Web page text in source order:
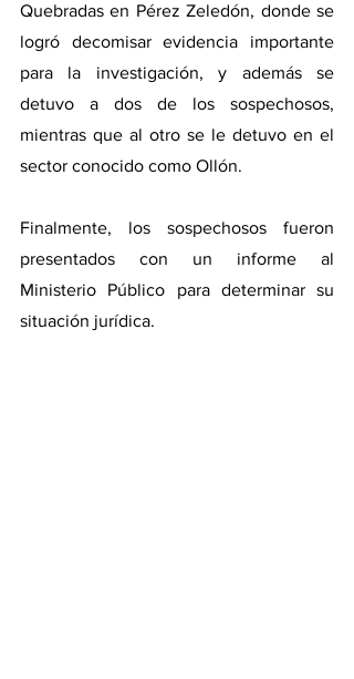
Quebradas en Pérez Zeledón, donde se
logró decomisar evidencia importante
para la investigación, y además se
detuvo a dos de los sospechosos,
mientras que al otro se le detuvo en el
sector conocido como Ollón.
Finalmente, los sospechosos fueron
presentados con un informe al
Ministerio Público para determinar su
situación jurídica.